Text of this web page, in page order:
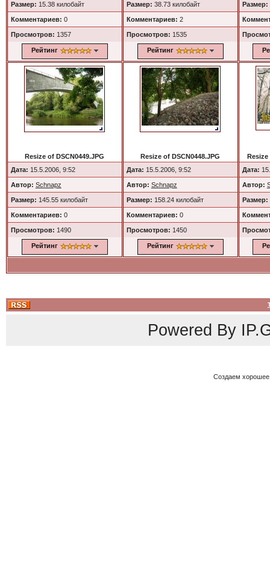
Размер: 15.38 килобайт
Комментариев: 0
Просмотров: 1357
Рейтинг
Размер: 38.73 килобайт
Комментариев: 2
Просмотров: 1535
Рейтинг
Размер:
Resize of DSCN0449.JPG
Дата: 15.5.2006, 9:52
Автор: Schnapz
Размер: 145.55 килобайт
Комментариев: 0
Просмотров: 1490
Рейтинг
Resize of DSCN0448.JPG
Дата: 15.5.2006, 9:52
Автор: Schnapz
Размер: 158.24 килобайт
Комментариев: 0
Просмотров: 1450
Рейтинг
Дата:
Автор:
Размер:
Powered By
Создаем